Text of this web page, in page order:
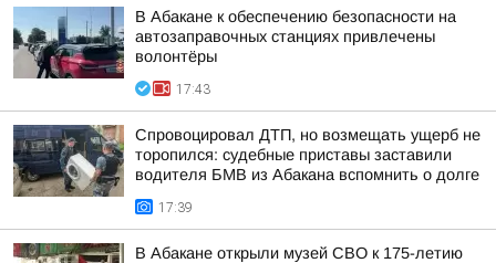
В Абакане к обеспечению безопасности на
автозаправочных станциях привлечены
волонтёры
17:43
Спровоцировал ДТП, но возмещать ущерб не
торопился: судебные приставы заставили
водителя БМВ из Абакана вспомнить о долге
17:39
В Абакане открыли музей СВО к 175-летию